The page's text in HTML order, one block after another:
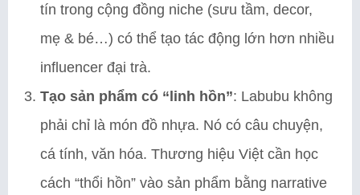
tín trong cộng đồng niche (sưu tầm, decor,
mẹ & bé…) có thể tạo tác động lớn hơn nhiều
influencer đại trà.
Tạo sản phẩm có “linh hồn”: Labubu không
phải chỉ là món đồ nhựa. Nó có câu chuyện,
cá tính, văn hóa. Thương hiệu Việt cần học
cách “thổi hồn” vào sản phẩm bằng narrative